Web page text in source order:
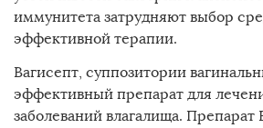
иммунитета затрудняют выбор
эффективной терапии.
Вагисепт, суппозитории
эффективный препарат для
заболеваний влагалища. Препарат